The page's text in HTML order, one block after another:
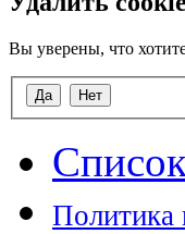
Вы уверены, что
Политика